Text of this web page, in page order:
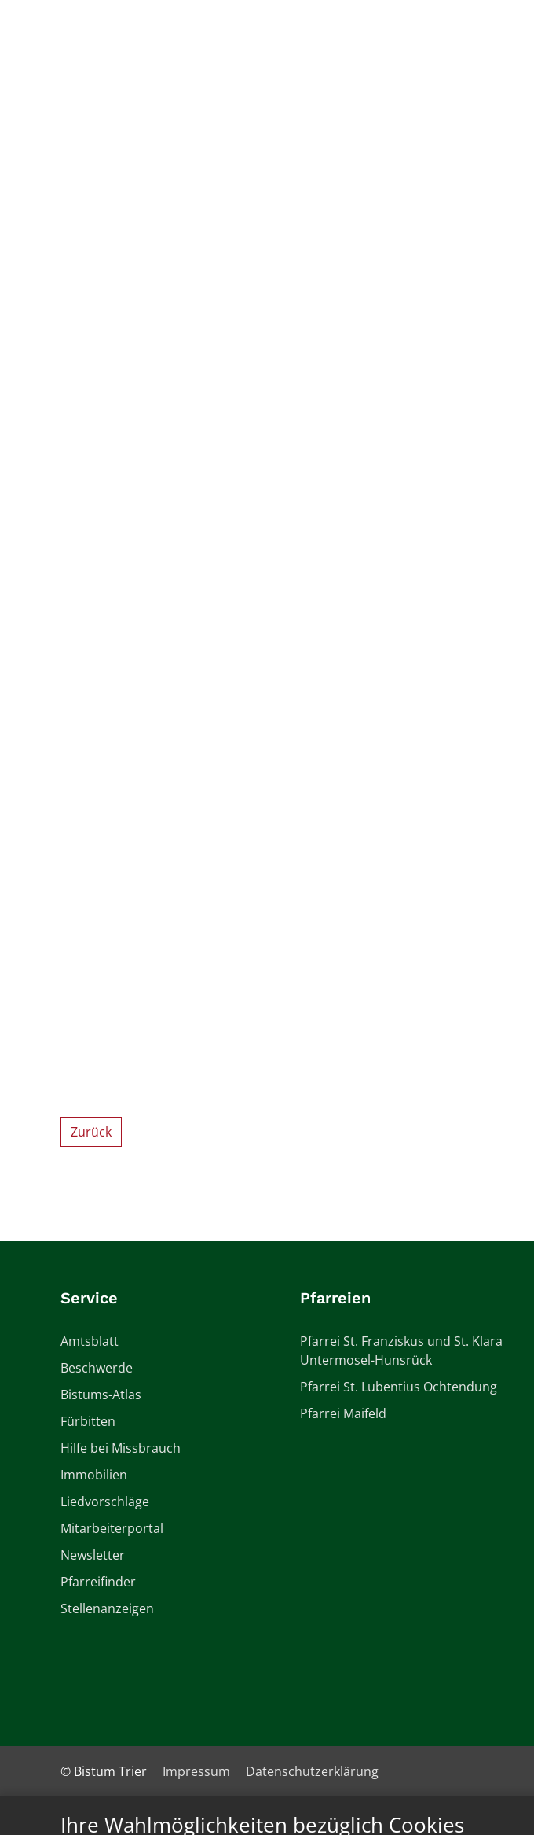
Ihre Wahlmöglichkeiten bezüglich Cookies
Zurück
Service
Amtsblatt
Beschwerde
Bistums-Atlas
Fürbitten
Hilfe bei Missbrauch
Immobilien
Liedvorschläge
Mitarbeiterportal
Newsletter
Pfarreifinder
Stellenanzeigen
Pfarreien
Pfarrei St. Franziskus und St. Klara
Untermosel-Hunsrück
Pfarrei St. Lubentius Ochtendung
Pfarrei Maifeld
© Bistum Trier Impressum Datenschutzerklärung